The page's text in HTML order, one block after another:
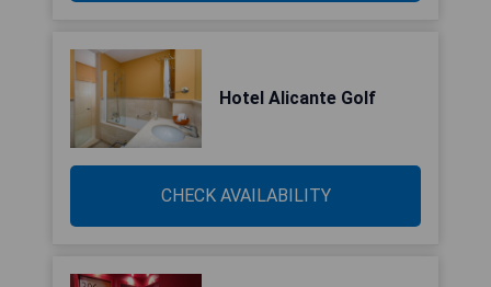
Hotel Alicante Golf
CHECK AVAILABILITY